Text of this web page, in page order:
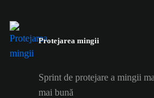
Protejarea mingii
Sprint de protejare a mingii
mai bună